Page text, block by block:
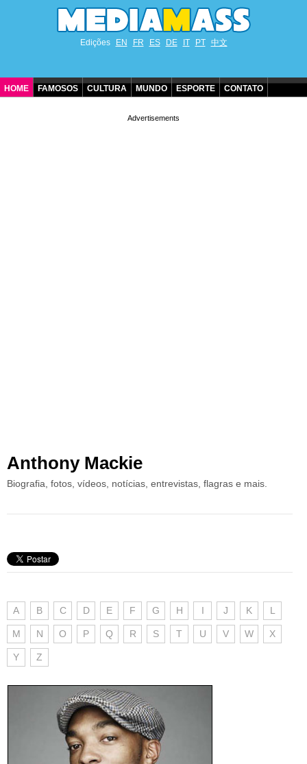
Edições EN FR ES DE IT PT 中文
HOME FAMOSOS CULTURA MUNDO ESPORTE CONTATO
Anthony Mackie
Biografia, fotos, vídeos, notícias, entrevistas, flagras e mais.
A B C D E F G H I J K L
M N O P Q R S T U V W X
Y Z